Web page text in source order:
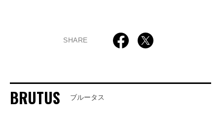
SHARE
BRUTUS ブルータス